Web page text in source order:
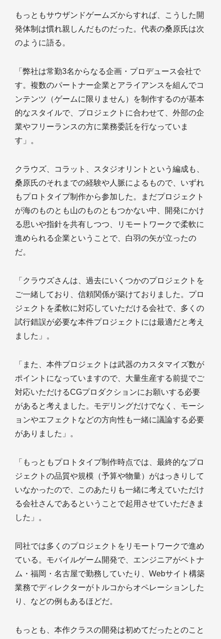
もっともサウザンドゲームズからすれば、こうした開
発体制は慣れ親しんだものだった。代表の桑原氏は次
のように語る。
「弊社は常勤3名からなる企画・プロデュース会社で
す。複数のパートナー企業とアライアンスを組んでコ
ンテンツ（ゲームに限りません）を制作するのが基本
的なスタイルで、プロジェクトに合わせて、外部の企
業やフリーランスの方に業務委託を行なっていま
す」。
クラウズ、コラット、スタジオリントという編成も、
桑原氏のそれまでの経験や人脈によるもので、いずれ
もプロトタイプ制作から参加した。まだプロジェクト
が海のものとも山のものともつかない中、開発にかけ
る思いや指針を共有しつつ、リモートワークで柔軟に
進められる企業ということで、白羽の矢が立ったの
だ。
「クラウズさんは、過去にいくつかのプロジェクトを
ご一緒しており、信頼関係が築けておりました。プロ
ジェクトを柔軟に対応していただける会社で、多くの
試行錯誤が必要な本件プロジェクトには最適だと考え
ました」。
「また、本件プロジェクトは武器のカスタマイズ数が
ポイントになっていますので、大量生産する前提でご
対応いただけるCGプロダクションにお願いする必要
があると考えました。モデリングだけでなく、モーシ
ョンやエフェクトなどの方向性も一緒に議論する必要
がありました」。
「もっともプロトタイプ制作時点では、最終的なプロ
ジェクトの品質や規模（予算や物量）がはっきりして
いなかったので、このあたりも一緒に考えていただけ
る会社さんであるということで起用させていただきま
した」。
同社では多くのプロジェクトをリモートワークで進め
ている。モバイルゲーム開発で、エンジニアがベトナ
ム・福岡・名古屋で勤務していたり、Webサイト構築
業務でディレクターがトルコからオペレーションした
り、などの例もあるほどだ。
もっとも、本作クラスの開発は初めてだったとのこと